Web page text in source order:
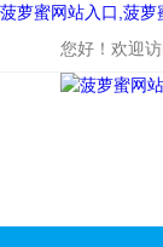
菠萝蜜网站入口,菠萝
您好！欢